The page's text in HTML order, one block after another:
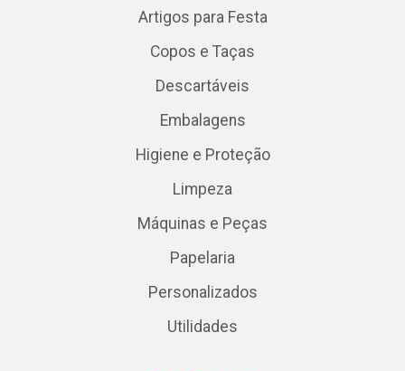
Artigos para Festa
Copos e Taças
Descartáveis
Embalagens
Higiene e Proteção
Limpeza
Máquinas e Peças
Papelaria
Personalizados
Utilidades